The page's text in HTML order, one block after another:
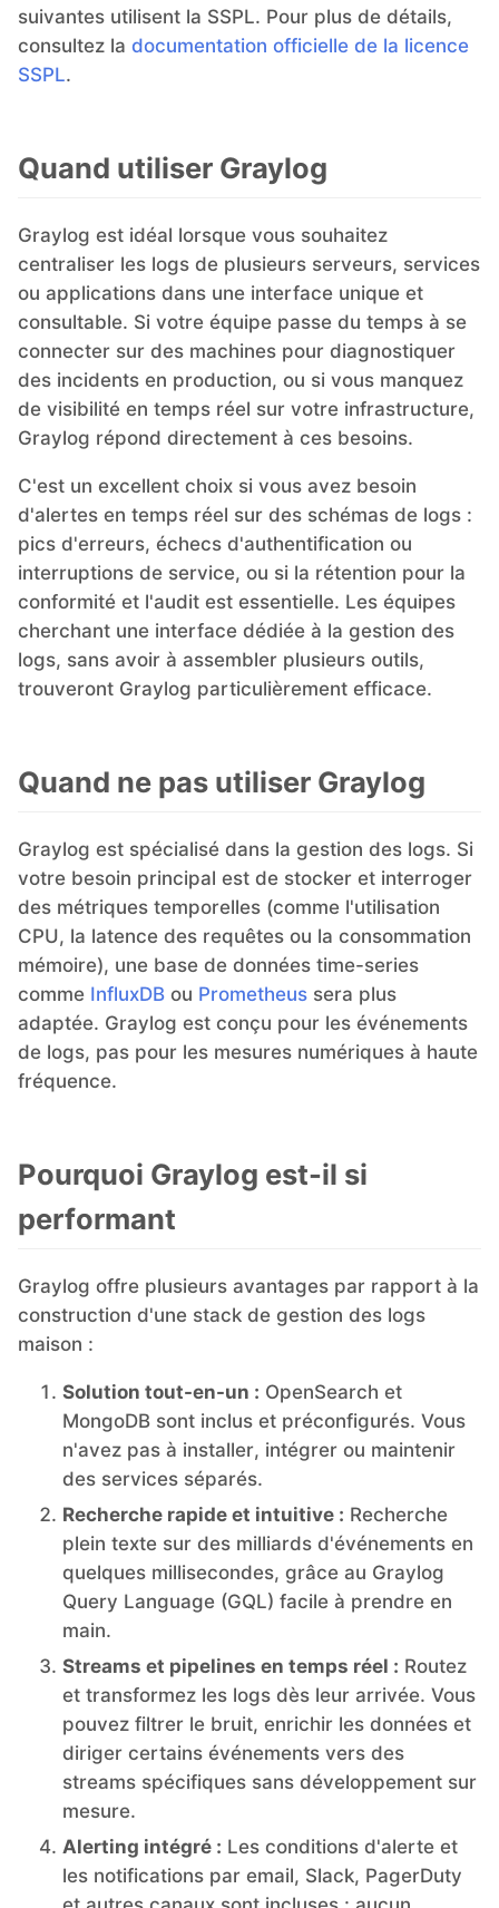
suivantes utilisent la SSPL. Pour plus de détails,
consultez la documentation officielle de la licence
SSPL.
Quand utiliser Graylog
Graylog est idéal lorsque vous souhaitez
centraliser les logs de plusieurs serveurs, services
ou applications dans une interface unique et
consultable. Si votre équipe passe du temps à se
connecter sur des machines pour diagnostiquer
des incidents en production, ou si vous manquez
de visibilité en temps réel sur votre infrastructure,
Graylog répond directement à ces besoins.
C'est un excellent choix si vous avez besoin
d'alertes en temps réel sur des schémas de logs :
pics d'erreurs, échecs d'authentification ou
interruptions de service, ou si la rétention pour la
conformité et l'audit est essentielle. Les équipes
cherchant une interface dédiée à la gestion des
logs, sans avoir à assembler plusieurs outils,
trouveront Graylog particulièrement efficace.
Quand ne pas utiliser Graylog
Graylog est spécialisé dans la gestion des logs. Si
votre besoin principal est de stocker et interroger
des métriques temporelles (comme l'utilisation
CPU, la latence des requêtes ou la consommation
mémoire), une base de données time-series
comme InfluxDB ou Prometheus sera plus
adaptée. Graylog est conçu pour les événements
de logs, pas pour les mesures numériques à haute
fréquence.
Pourquoi Graylog est-il si
performant
Graylog offre plusieurs avantages par rapport à la
construction d'une stack de gestion des logs
maison :
Solution tout-en-un : OpenSearch et
MongoDB sont inclus et préconfigurés. Vous
n'avez pas à installer, intégrer ou maintenir
des services séparés.
Recherche rapide et intuitive : Recherche
plein texte sur des milliards d'événements en
quelques millisecondes, grâce au Graylog
Query Language (GQL) facile à prendre en
main.
Streams et pipelines en temps réel : Routez
et transformez les logs dès leur arrivée. Vous
pouvez filtrer le bruit, enrichir les données et
diriger certains événements vers des
streams spécifiques sans développement sur
mesure.
Alerting intégré : Les conditions d'alerte et
les notifications par email, Slack, PagerDuty